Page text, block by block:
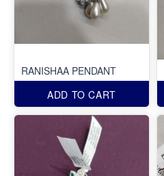
RANISHAA PENDANT
ADD TO CART